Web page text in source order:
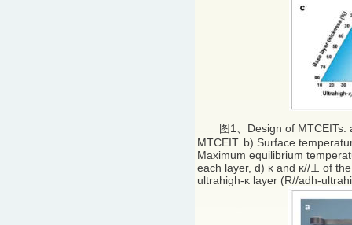
图1、Design of MTCEITs.
MTCEIT. b) Surface
Maximum equilibrium
each layer, d) κ and κ//⊥ of
ultrahigh-κ layer (R//adh-